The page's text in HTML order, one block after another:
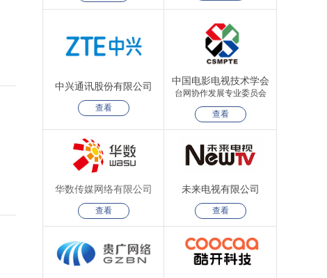
中兴通讯股份有限公司
查看
中国电影电视技术学会
台网协作发展专业委员会
查看
华数传媒网络有限公司
查看
未来电视有限公司
查看